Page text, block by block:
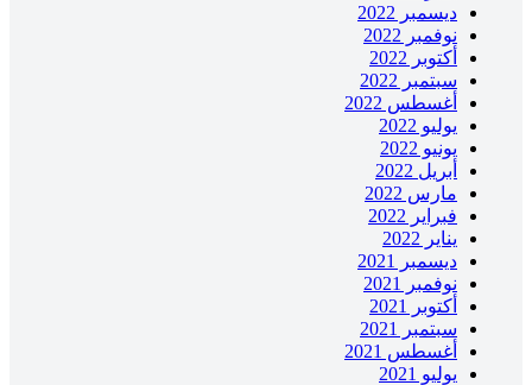
ديسمبر 2022
نوفمبر 2022
أكتوبر 2022
سبتمبر 2022
أغسطس 2022
يوليو 2022
يونيو 2022
أبريل 2022
مارس 2022
فبراير 2022
يناير 2022
ديسمبر 2021
نوفمبر 2021
أكتوبر 2021
سبتمبر 2021
أغسطس 2021
يوليو 2021